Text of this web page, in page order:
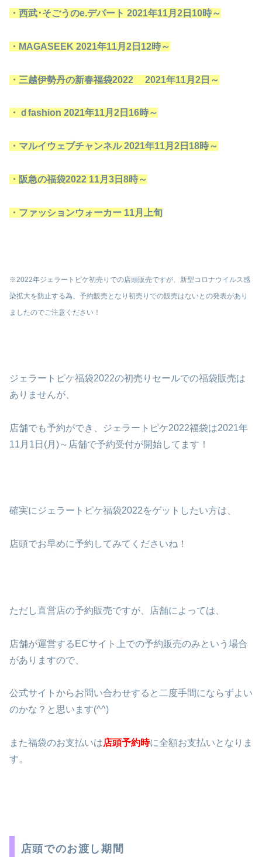
・西武･そごうのe.デパート 2021年11月2日10時～
・MAGASEEK 2021年11月2日12時～
・三越伊勢丹の新春福袋2022 2021年11月2日～
・ｄfashion 2021年11月2日16時～
・マルイウェブチャンネル 2021年11月2日18時～
・阪急の福袋2022 11月3日8時～
・ファッションウォーカー 11月上旬
※2022年ジェラートピケ初売りでの店頭販売ですが、 新型コロナウイルス感
染拡大を防止する為、予約販売となり初売りでの販売はないとの発表があり
ましたのでご注意ください！
ジェラートピケ福袋2022の初売りセールでの福袋販売は
ありませんが、
店舗でも予約ができ、ジェラートピケ2022福袋は2021年
11月1日(月)～店舗で予約受付が開始してます！
確実にジェラートピケ福袋2022をゲットしたい方は、
店頭でお早めに予約してみてくださいね！
ただし直営店の予約販売ですが、店舗によっては、
店舗が運営するECサイト上での予約販売のみという場合
がありますので、
公式サイトからお問い合わせすると二度手間にならずよい
のかな？と思います(^^)
また福袋のお支払いは店頭予約時に全額お支払いとなりま
す。
店頭でのお渡し期間